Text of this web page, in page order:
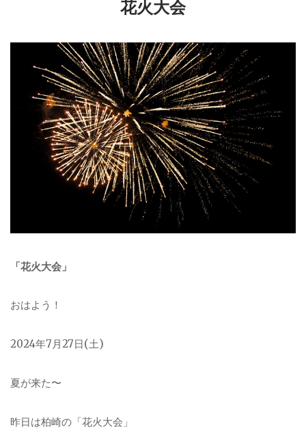
花火大会
「花火大会」
おはよう！
2024年7月27日(土)
夏が来た〜
昨日は柏崎の「花火大会」